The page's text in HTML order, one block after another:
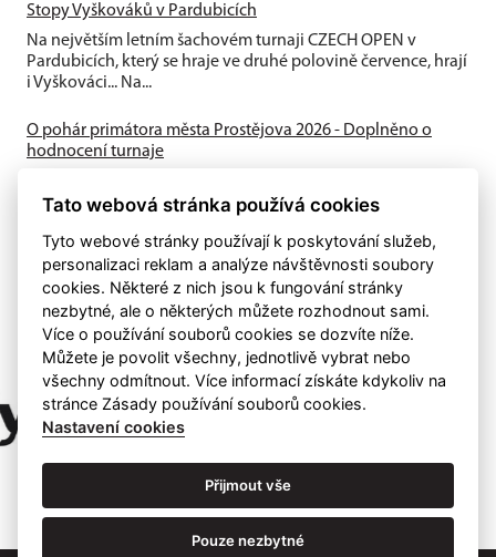
Stopy Vyškováků v Pardubicích
Na největším letním šachovém turnaji CZECH OPEN v
Pardubicích, který se hraje ve druhé polovině července, hrají
i Vyškováci... Na...
O pohár primátora města Prostějova 2026 - Doplněno o
hodnocení turnaje
za tah od soboty 27.6. do soboty 4.7.2026 tradičně v
Tato webová stránka používá cookies
Tyto webové stránky používají k poskytování služeb,
personalizaci reklam a analýze návštěvnosti soubory
cookies. Některé z nich jsou k fungování stránky
nezbytné, ale o některých můžete rozhodnout sami.
Více o používání souborů cookies se dozvíte níže.
Můžete je povolit všechny, jednotlivě vybrat nebo
všechny odmítnout. Více informací získáte kdykoliv na
stránce Zásady používání souborů cookies.
Nastavení cookies
Přijmout vše
Pouze nezbytné